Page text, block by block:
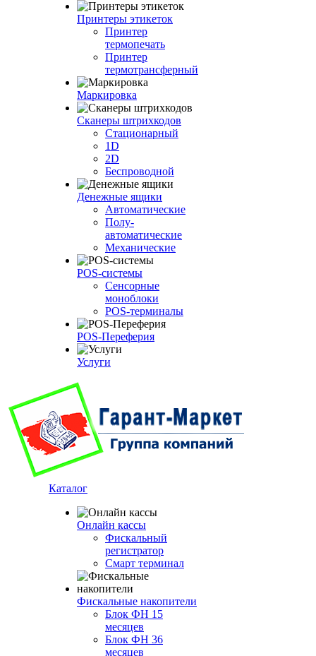
Принтеры этикеток
Принтер
термопечать
Принтер
термотрансферный
Маркировка
Сканеры штрихкодов
Стационарный
1D
2D
Беспроводной
Денежные ящики
Автоматические
Полу-
автоматические
Механические
POS-системы
Сенсорные
моноблоки
POS-терминалы
POS-Переферия
Услуги
Каталог
Онлайн кассы
Фискальный
регистратор
Смарт терминал
Фискальные накопители
Блок ФН 15
месяцев
Блок ФН 36
месяцев